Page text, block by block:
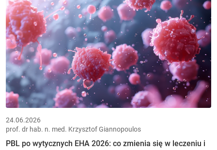
24.06.2026
prof. dr hab. n. med. Krzysztof Giannopoulos
PBL po wytycznych EHA 2026: co zmienia się w leczeniu i